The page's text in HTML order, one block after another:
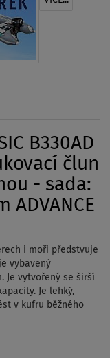
B330AD
člun
- sada:
i moři předstvuje
vybavený
Je vytvořený se širší
Je lehký,
v kufru běžného